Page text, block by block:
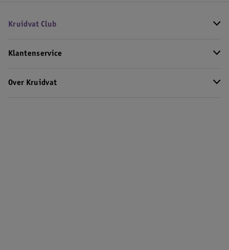
Kruidvat Club
Klantenservice
Over Kruidvat